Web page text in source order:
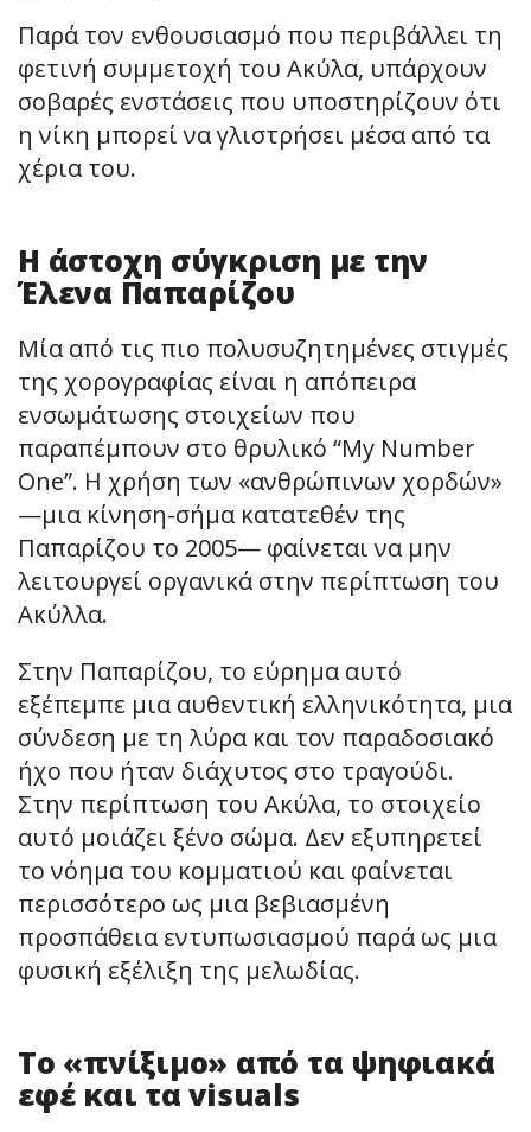
Παρά τον ενθουσιασμό που περιβάλλει τη
φετινή συμμετοχή του Ακύλα, υπάρχουν
σοβαρές ενστάσεις που υποστηρίζουν ότι
η νίκη μπορεί να γλιστρήσει μέσα από τα
χέρια του.
Η άστοχη σύγκριση με την
Έλενα Παπαρίζου
Μία από τις πιο πολυσυζητημένες στιγμές
της χορογραφίας είναι η απόπειρα
ενσωμάτωσης στοιχείων που
παραπέμπουν στο θρυλικό “My Number
One”. Η χρήση των «ανθρώπινων χορδών»
—μια κίνηση-σήμα κατατεθέν της
Παπαρίζου το 2005— φαίνεται να μην
λειτουργεί οργανικά στην περίπτωση του
Ακύλλα.
Στην Παπαρίζου, το εύρημα αυτό
εξέπεμπε μια αυθεντική ελληνικότητα, μια
σύνδεση με τη λύρα και τον παραδοσιακό
ήχο που ήταν διάχυτος στο τραγούδι.
Στην περίπτωση του Ακύλα, το στοιχείο
αυτό μοιάζει ξένο σώμα. Δεν εξυπηρετεί
το νόημα του κομματιού και φαίνεται
περισσότερο ως μια βεβιασμένη
προσπάθεια εντυπωσιασμού παρά ως μια
φυσική εξέλιξη της μελωδίας.
Το «πνίξιμο» από τα ψηφιακά
εφέ και τα visuals